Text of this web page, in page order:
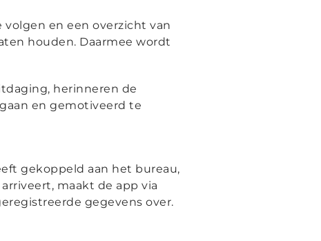
en een overzicht van
houden. Daarmee wordt
herinneren de
en gemotiveerd te
gekoppeld aan het bureau,
maakt de app via
gegevens over.